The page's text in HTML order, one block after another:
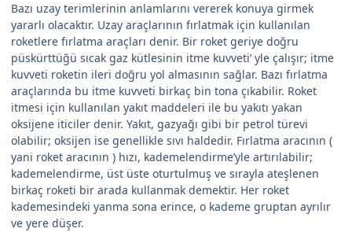
Bazı uzay terimlerinin anlamlarını vererek konuya girmek
yararlı olacaktır. Uzay araçlarının fırlatmak için kullanılan
roketlere fırlatma araçları denir. Bir roket geriye doğru
püskürttüğü sıcak gaz kütlesinin itme kuvveti’ yle çalışır; itme
kuvveti roketin ileri doğru yol almasının sağlar. Bazı fırlatma
araçlarında bu itme kuvveti birkaç bin tona çıkabilir. Roket
itmesi için kullanılan yakıt maddeleri ile bu yakıtı yakan
oksijene iticiler denir. Yakıt, gazyağı gibi bir petrol türevi
olabilir; oksijen ise genellikle sıvı haldedir. Fırlatma aracının (
yani roket aracının ) hızı, kademelendirme’yle artırılabilir;
kademelendirme, üst üste oturtulmuş ve sırayla ateşlenen
birkaç roketi bir arada kullanmak demektir. Her roket
kademesindeki yanma sona erince, o kademe gruptan ayrılır
ve yere düşer.